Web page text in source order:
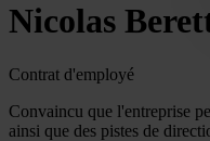
Nicolas
Contrat d'employé
Convaincu que l'entreprise
ainsi que des pistes de